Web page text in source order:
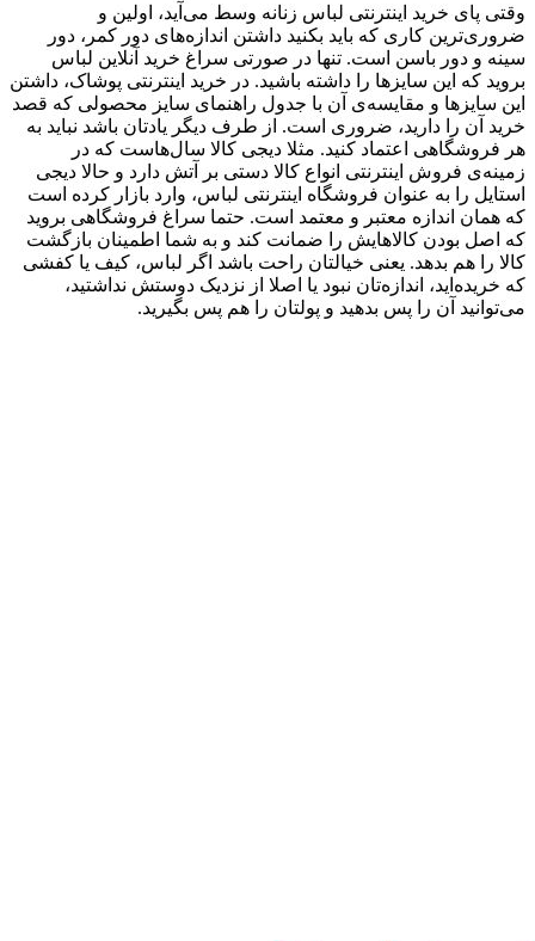
وقتی پای خرید اینترنتی لباس زنانه وسط می‌آید، اولین و
ضروری‌ترین کاری که باید بکنید داشتن اندازه‌های دور کمر، دور
سینه و دور باسن است. تنها در صورتی سراغ خرید آنلاین لباس
بروید که این سایزها را داشته باشید. در خرید اینترنتی پوشاک، داشتن
این سایزها و مقایسه‌ی آن با جدول راهنمای سایز محصولی که قصد
خرید آن را دارید، ضروری است. از طرف دیگر یادتان باشد نباید به
هر فروشگاهی اعتماد کنید. مثلا دیجی کالا سال‌هاست که در
زمینه‌ی فروش اینترنتی انواع کالا دستی بر آتش دارد و حالا دیجی
استایل را به عنوان فروشگاه اینترنتی لباس، وارد بازار کرده است
که همان اندازه معتبر و معتمد است. حتما سراغ فروشگاهی بروید
که اصل بودن کالاهایش را ضمانت کند و به شما اطمینان بازگشت
کالا را هم بدهد. یعنی خیالتان راحت باشد اگر لباس، کیف یا کفشی
که خریده‌اید، اندازه‌تان نبود یا اصلا از نزدیک دوستش نداشتید،
می‌توانید آن را پس بدهید و پولتان را هم پس بگیرید.